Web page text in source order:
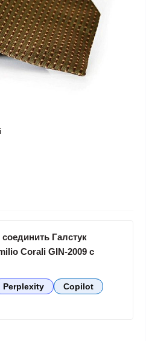
Галстук
Corali GIN-2009 с
Perplexity
Copilot